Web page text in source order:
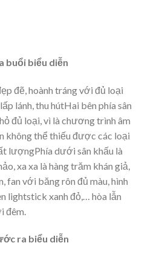
buổi biểu diễn
đẽ, hoành tráng với đủ loại
lánh, thu hútHai bên phía sân
đủ loại, vì là chương trình âm
không thể thiếu được các loại
lượngPhía dưới sân khấu là
xa xa là hàng trăm khán giả,
fan với băng rôn đủ màu, hình
lightstick xanh đỏ,… hòa lẫn
đêm.
ra biểu diễn